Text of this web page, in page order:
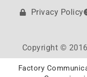
Privacy Policy
Copyright © 2016
Factory